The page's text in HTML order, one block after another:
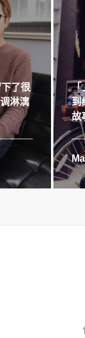
了很
淋漓
「
到
故